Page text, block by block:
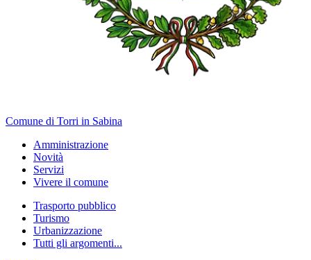
Comune di Torri in Sabina
Amministrazione
Novità
Servizi
Vivere il comune
Trasporto pubblico
Turismo
Urbanizzazione
Tutti gli argomenti...